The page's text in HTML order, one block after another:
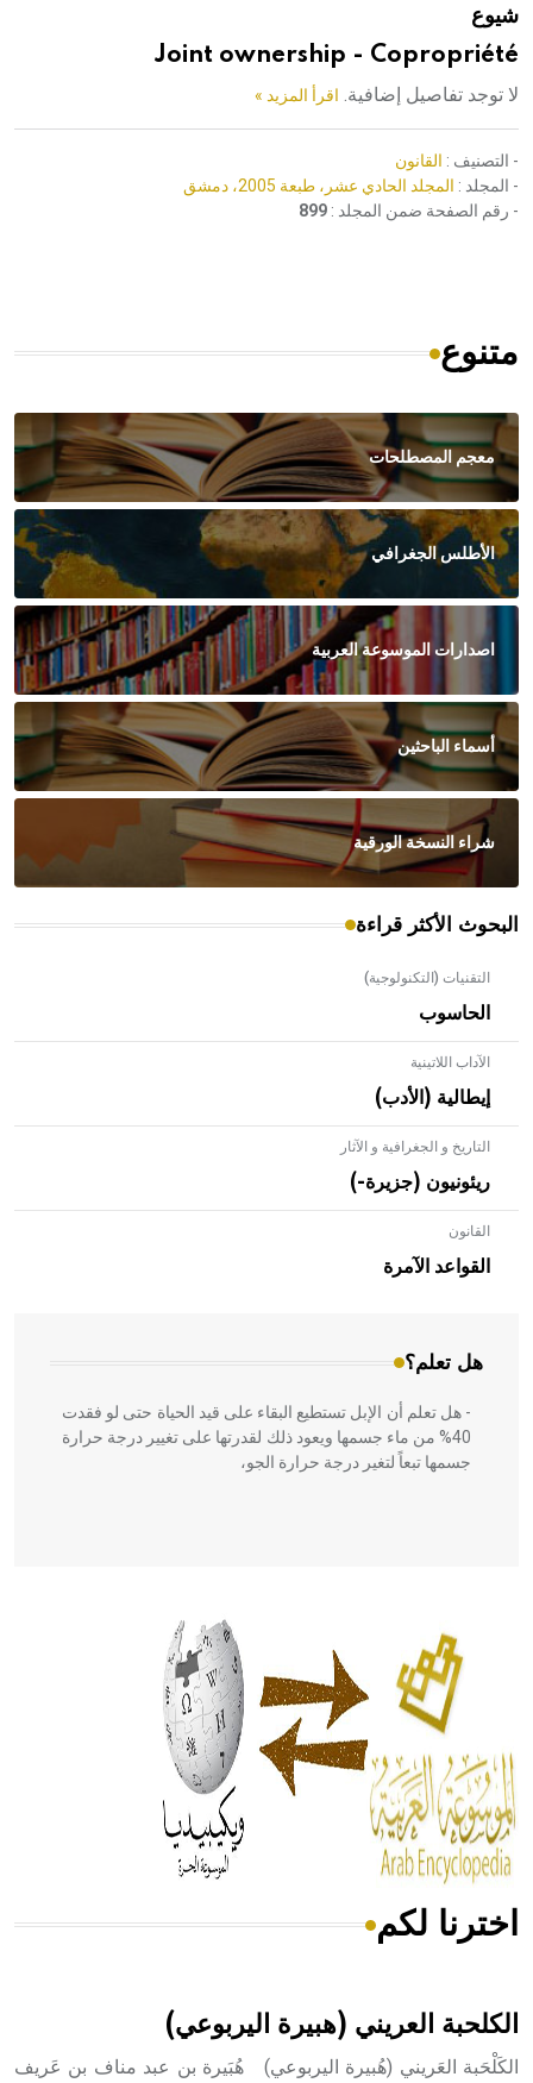
شيوع
Joint ownership - Copropriété
لا توجد تفاصيل إضافية. اقرأ المزيد »
- التصنيف : القانون
- المجلد : المجلد الحادي عشر، طبعة 2005، دمشق
- رقم الصفحة ضمن المجلد : 899
متنوع
معجم المصطلحات
الأطلس الجغرافي
اصدارات الموسوعة العربية
أسماء الباحثين
شراء النسخة الورقية
البحوث الأكثر قراءة
التقنيات (التكنولوجية)
الحاسوب
الآداب اللاتينية
إيطالية (الأدب)
التاريخ و الجغرافية و الآثار
ريئونيون (جزيرة-)
القانون
القواعد الآمرة
هل تعلم؟
- هل تعلم أن الأبلق نوع من الفنون الهندسية التي ارتبطت
بالعمارة الإسلامية في بلاد الشام ومصر خاصة، حيث يحرص
المعمار على بناء مداميكه وخاصة في الواجهات
- هل تعلم أن الإبل تستطيع البقاء على قيد الحياة حتى لو فقدت
40% من ماء جسمها ويعود ذلك لقدرتها على تغيير درجة حرارة
جسمها تبعاً لتغير درجة حرارة الجو،
الحكم، الأدلة، تنظيم التغذية، ورسالته في جروح الرأس. ويعود
له الفضل بأنه حرر الطب من الدين والفلسفة.
- هل تعلم أن المرجان إفراز حيواني يتكون في البحر ويتركب
من مادة كربونات الكلسيوم، وهو أحمر أو شديد الحمرة وهو
أجود أنواعه، ويمتاز بكبر الحجم ويسمى الش
هل تعلم أن الأبسيد كلمة فرنسية اللفظ تم اعتمادها مصطلحاً
اخترنا لكم
الكلحبة العريني (هبيرة اليربوعي)
الكَلْحَبة العَريني (هُبيرة اليربوعي) هُبَيرة بن عبد مناف بن عَريف